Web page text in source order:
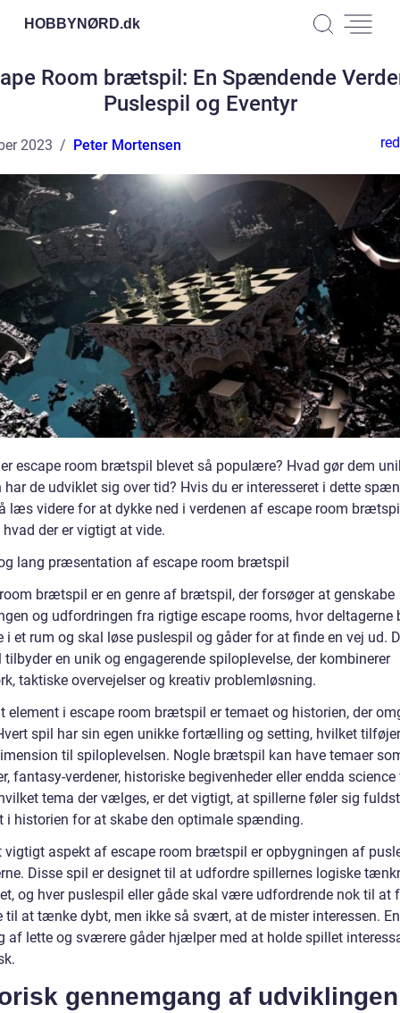
HOBBYNØRD.dk
Room brætspil: En Spændende
Puslespil og Eventyr
2023 Peter Mortensen
escape room brætspil blevet så populære? Hvad gør dem
har de udviklet sig over tid? Hvis du er interesseret i dette
læs videre for at dykke ned i verdenen af escape room
der er vigtigt at vide.
lang præsentation af escape room brætspil
brætspil er en genre af brætspil, der forsøger at genskabe
og udfordringen fra rigtige escape rooms, hvor deltagerne
i et rum og skal løse puslespil og gåder for at finde en vej ud.
en unik og engagerende spiloplevelse, der kombinerer
taktiske overvejelser og kreativ problemløsning.
element i escape room brætspil er temaet og historien, der
spil har sin egen unikke fortælling og setting, hvilket
til spiloplevelsen. Nogle brætspil kan have temaer
fantasy-verdener, historiske begivenheder eller endda
tema der vælges, er det vigtigt, at spillerne føler sig
i historien for at skabe den optimale spænding.
vigtigt aspekt af escape room brætspil er opbygningen af
Disse spil er designet til at udfordre spillernes logiske
og hver puslespil eller gåde skal være udfordrende nok til at
til at tænke dybt, men ikke så svært, at de mister interessen.
af lette og sværere gåder hjælper med at holde spillet
gennemgang af